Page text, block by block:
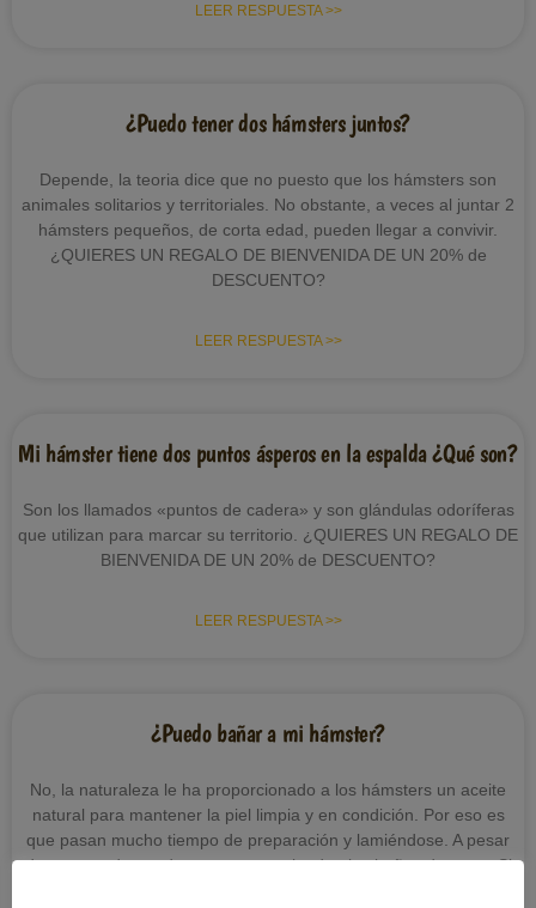
LEER RESPUESTA >>
¿Puedo tener dos hámsters juntos?
Depende, la teoria dice que no puesto que los hámsters son
animales solitarios y territoriales. No obstante, a veces al juntar 2
hámsters pequeños, de corta edad, pueden llegar a convivir.
¿QUIERES UN REGALO DE BIENVENIDA DE UN 20% de
DESCUENTO?
LEER RESPUESTA >>
Mi hámster tiene dos puntos ásperos en la espalda ¿Qué son?
Son los llamados «puntos de cadera» y son glándulas odoríferas
que utilizan para marcar su territorio. ¿QUIERES UN REGALO DE
BIENVENIDA DE UN 20% de DESCUENTO?
LEER RESPUESTA >>
¿Puedo bañar a mi hámster?
No, la naturaleza le ha proporcionado a los hámsters un aceite
natural para mantener la piel limpia y en condición. Por eso es
que pasan mucho tiempo de preparación y lamiéndose. A pesar
de que pueden nadar, no se recomiendan los baños de agua. Si